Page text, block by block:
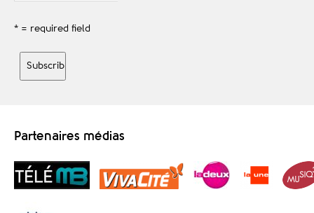
* = required field
Partenaires médias